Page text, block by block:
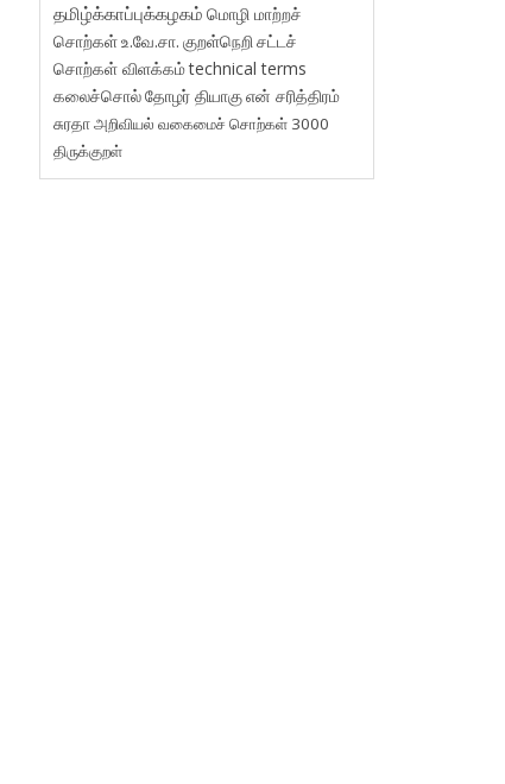
தமிழ்க்காப்புக்கழகம் மொழி மாற்றச்
சொற்கள்உ.வே.சா. குறள்நெறி சட்டச்
சொற்கள் விளக்கம்technical terms
கலைச்சொல்தோழர் தியாகுஎன் சரித்திரம்
சுரதாஅறிவியல் வகைமைச் சொற்கள் 3000
திருக்குறள்